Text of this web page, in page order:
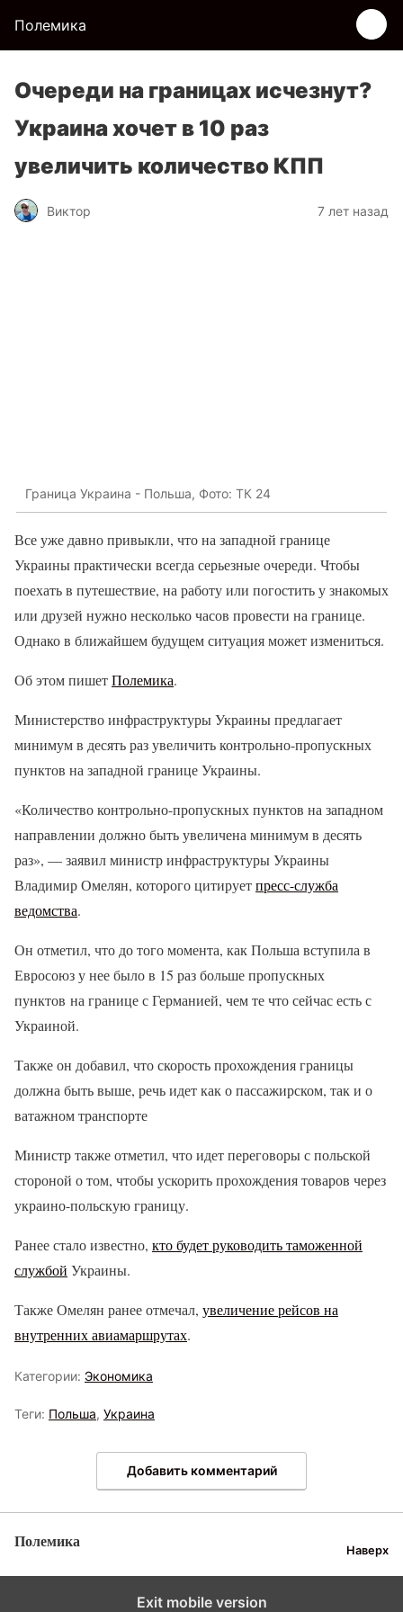
Полемика
Очереди на границах исчезнут?
Украина хочет в 10 раз
увеличить количество КПП
Виктор 7 лет назад
Граница Украина - Польша, Фото: ТК 24
Все уже давно привыкли, что на западной границе
Украины практически всегда серьезные очереди. Чтобы
поехать в путешествие, на работу или погостить у знакомых
или друзей нужно несколько часов провести на границе.
Однако в ближайшем будущем ситуация может измениться.
Об этом пишетПолемика.
Министерство инфраструктуры Украины предлагает
минимум в десять раз увеличить контрольно-пропускных
пунктов на западной границе Украины.
«Количество контрольно-пропускных пунктов на западном
направлении должно быть увеличена минимум в десять
раз», — заявил министр инфраструктуры Украины
Владимир Омелян, которого цитируетпресс-служба
ведомства.
Он отметил, что до того момента, как Польша вступила в
Евросоюз у нее было в 15 раз больше пропускных
пунктов на границе с Германией, чем те что сейчас есть с
Украиной.
Также он добавил, что скорость прохождения границы
должна быть выше, речь идет как о пассажирском, так и о
ватажном транспорте
Министр также отметил, что идет переговоры с польской
стороной о том, чтобы ускорить прохождения товаров через
украино-польскую границу.
Ранее стало известно, кто будет руководить таможенной
службой Украины.
Также Омелян ранее отмечал, увеличение рейсов на
внутренних авиамаршрутах.
Категории: Экономика
Теги: Польша, Украина
Добавить комментарий
Полемика Наверх
Exit mobile version